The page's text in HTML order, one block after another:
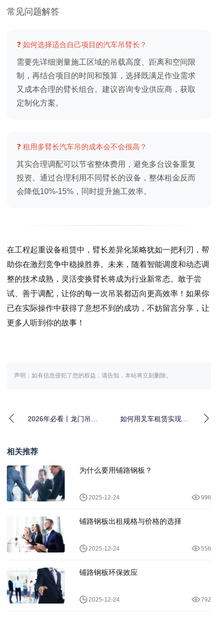
常见问题解答
❓ 如何选择适合自己项目的汽车吊臂长？
需要先详细测量施工区域的吊载高度、距离和空间限
制，再结合项目的时间和预算，选择既满足作业需求
又成本合理的臂长组合。建议咨询专业供应商，获取
定制化方案。
❓ 租用多臂长汽车吊的成本会不会很高？
其实合理调配可以节省整体费用，避免多台设备重复
投资。通过合理利用不同臂长的设备，整体租金反而
会降低10%-15%，同时提升施工效率。
在工程起重设备租赁中，臂长差异化策略犹如一把利刃，帮
助你在激烈竞争中稳操胜券。未来，随着智能调度和动态调
整的技术成熟，灵活变换臂长将成为行业新常态。敢于尝
试、善于调配，让你的每一次吊装都迈向更高效率！如果你
已在实际操作中获得了意想不到的成功，不妨留言分享，让
更多人听到你的故事！
声明：如有信息侵犯了您的权益，请告知，本站将立刻删除。
2026年必看丨龙门吊租
如何用叉车租赁实现工
相关推荐
为什么要用铺路钢板？
2025-12-24 996
铺路钢板出租规格与价格的选择
2025-12-24 556
铺路钢板环保效应
2025-12-24 792